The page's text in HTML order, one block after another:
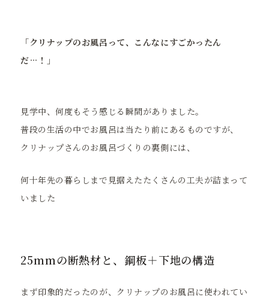
「クリナップのお風呂って、こんなにすごかったん
だ…！」
見学中、何度もそう感じる瞬間がありました。
普段の生活の中でお風呂は当たり前にあるものですが、
クリナップさんのお風呂づくりの裏側には、
何十年先の暮らしまで見据えたたくさんの工夫が詰まって
いました
25mmの断熱材と、鋼板＋下地の構造
まず印象的だったのが、クリナップのお風呂に使われてい